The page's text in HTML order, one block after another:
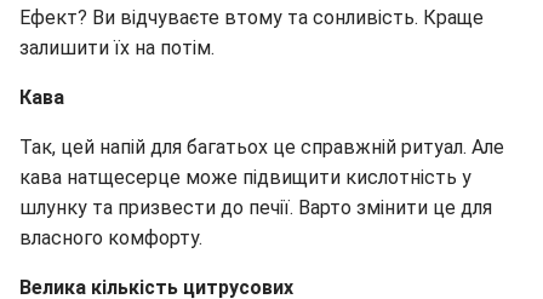
Ефект? Ви відчуваєте втому та сонливість. Краще
залишити їх на потім.
Кава
Так, цей напій для багатьох це справжній ритуал. Але
кава натщесерце може підвищити кислотність у
шлунку та призвести до печії. Варто змінити це для
власного комфорту.
Велика кількість цитрусових